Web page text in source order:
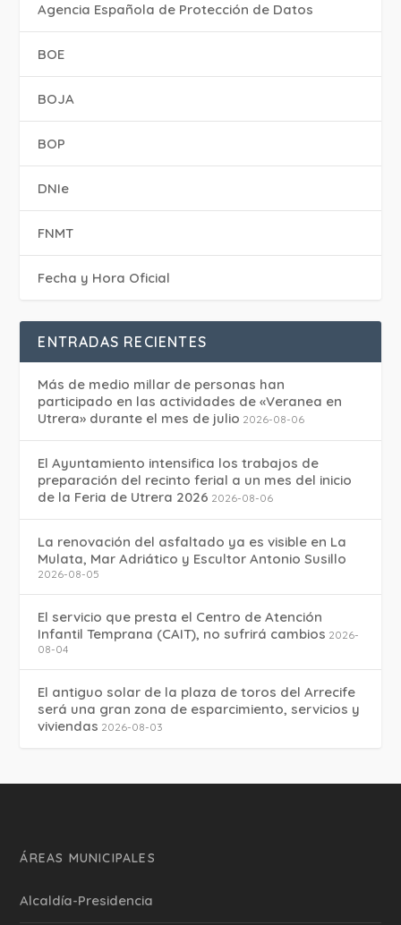
Agencia Española de Protección de Datos
BOE
BOJA
BOP
DNIe
FNMT
Fecha y Hora Oficial
ENTRADAS RECIENTES
Más de medio millar de personas han
participado en las actividades de «Veranea en
Utrera» durante el mes de julio 2026-08-06
El Ayuntamiento intensifica los trabajos de
preparación del recinto ferial a un mes del inicio
de la Feria de Utrera 2026 2026-08-06
La renovación del asfaltado ya es visible en La
Mulata, Mar Adriático y Escultor Antonio Susillo
2026-08-05
El servicio que presta el Centro de Atención
Infantil Temprana (CAIT), no sufrirá cambios 2026-
08-04
El antiguo solar de la plaza de toros del Arrecife
será una gran zona de esparcimiento, servicios y
viviendas 2026-08-03
ÁREAS MUNICIPALES
Alcaldía-Presidencia